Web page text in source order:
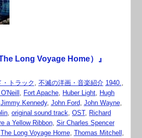
Long Voyage Home）』
トラック 不滅の洋画・音楽紹介 1940.
Fort Apache Huber Light
Hugh
Jimmy Kennedy, John Ford John Wayne,
original sound track OST, Richard
a Yellow Ribbon, Sir Charles Spencer
The Long Voyage Home, Thomas Mitchell